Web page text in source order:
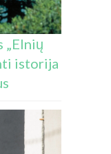
„Elnių
istorija